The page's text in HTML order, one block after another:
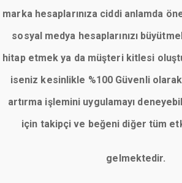
marka hesaplarınıza ciddi anlamda
sosyal medya hesaplarınızı
hitap etmek ya da müşteri kitlesi
iseniz kesinlikle %100 Güvenli
artırma işlemini uygulamayı
için takipçi ve beğeni diğer tüm
gelmektedir.